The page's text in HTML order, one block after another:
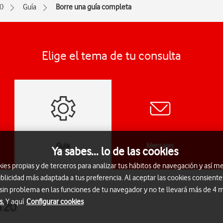
Guía Borre una guía completa
Elige el tema de tu consulta
Guía Mensajes
Ya sabes... lo de las cookies
propias y de terceros para analizar tus hábitos de navegación y así
más adaptada a tus preferencia. Al aceptar las cookies
problema en las funciones de tu navegador y no te llevará más de 4
Y aquí Configurar cookies